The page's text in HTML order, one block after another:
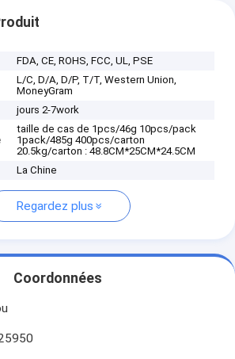
FDA, CE, ROHS, FCC, UL, PSE
L/C, D/A, D/P, T/T, Western Union,
MoneyGram
jours 2-7work
taille de cas de 1pcs/46g 10pcs/pack
1pack/485g 400pcs/carton
20.5kg/carton : 48.8CM*25CM*24.5CM
La Chine
Regardez plus
Coordonnées